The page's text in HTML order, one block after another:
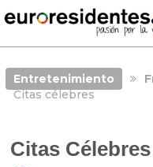
Entretenimiento
Citas célebres
Citas